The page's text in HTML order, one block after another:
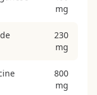
mg
230
mg
800
mg